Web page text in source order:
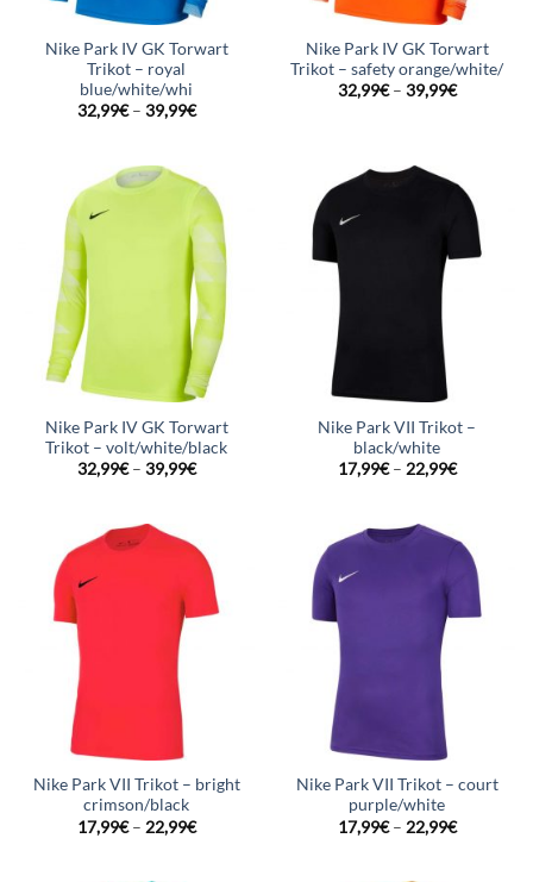
Nike Park IV GK Torwart
Trikot – royal
blue/white/whi
32,99€– 39,99€
Nike Park IV GK Torwart
Trikot – safety orange/white/
32,99€– 39,99€
Nike Park IV GK Torwart
Trikot – volt/white/black
32,99€– 39,99€
Nike Park VII Trikot –
black/white
17,99€– 22,99€
Nike Park VII Trikot – bright
crimson/black
17,99€– 22,99€
Nike Park VII Trikot – court
purple/white
17,99€– 22,99€